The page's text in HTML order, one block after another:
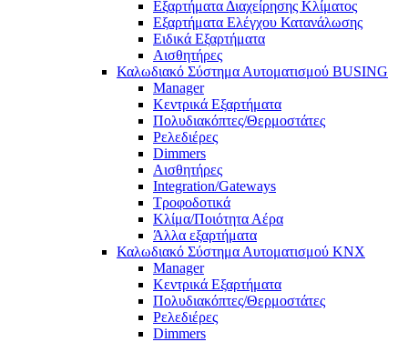
Εξαρτήματα Διαχείρησης Κλίματος
Εξαρτήματα Ελέγχου Κατανάλωσης
Ειδικά Εξαρτήματα
Αισθητήρες
Καλωδιακό Σύστημα Αυτοματισμού BUSING
Manager
Κεντρικά Εξαρτήματα
Πολυδιακόπτες/Θερμοστάτες
Ρελεδιέρες
Dimmers
Αισθητήρες
Integration/Gateways
Τροφοδοτικά
Κλίμα/Ποιότητα Αέρα
Άλλα εξαρτήματα
Καλωδιακό Σύστημα Αυτοματισμού KNX
Manager
Κεντρικά Εξαρτήματα
Πολυδιακόπτες/Θερμοστάτες
Ρελεδιέρες
Dimmers